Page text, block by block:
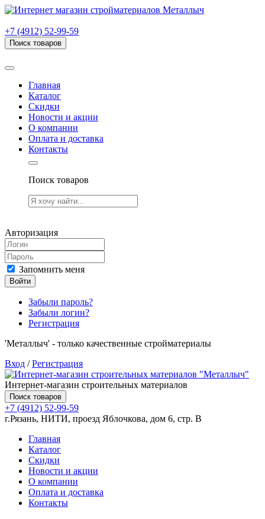
+7 (4912) 52-99-59
Поиск товаров
Главная
Каталог
Скидки
Новости и акции
О компании
Оплата и доставка
Контакты
Поиск товаров
Авторизация
Запомнить меня
Войти
Забыли пароль?
Забыли логин?
Регистрация
'Металлыч' - только качественные стройматериалы
Вход /Регистрация
Интернет-магазин строительных материалов
Поиск товаров
+7 (4912) 52-99-59
г.Рязань, НИТИ, проезд Яблочкова, дом 6, стр. В
Главная
Каталог
Скидки
Новости и акции
О компании
Оплата и доставка
Контакты